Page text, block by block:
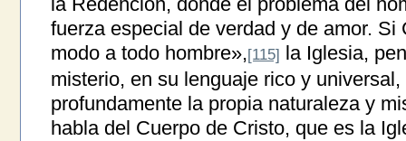
fuerza especial de verdad y de amor.
modo a todo hombre»,[115] la Iglesia,
misterio, en su lenguaje rico y
profundamente la propia naturaleza y
habla del Cuerpo de Cristo, que es la